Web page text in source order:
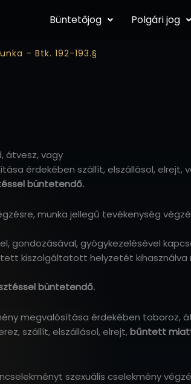
Büntetőjog Polgári jog
– Btk. 192-193.§
átvesz, vagy
érdekében szállít, elszállásol, elrejt,
büntetendő.
munka jellegű tevékenység
gondozásával, gyógykezelésével
kiszolgáltatott helyzetét kihasználva
büntetendő.
megvalósítása érdekében toboroz,
szállít, elszállásol, elrejt,bűntett
szexuális cselekmény